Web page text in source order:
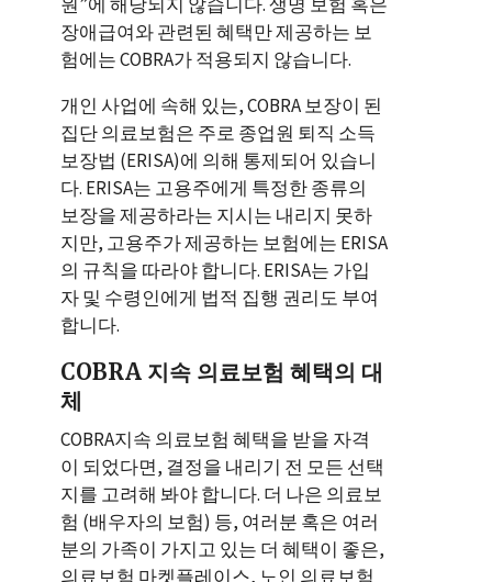
장애급여와 관련된 혜택만 제공하는 보
험에는 COBRA가 적용되지 않습니다.
개인 사업에 속해 있는, COBRA 보장이 된
집단 의료보험은 주로 종업원 퇴직 소득
보장법 (ERISA)에 의해 통제되어 있습니
다. ERISA는 고용주에게 특정한 종류의
보장을 제공하라는 지시는 내리지 못하
지만, 고용주가 제공하는 보험에는 ERISA
의 규칙을 따라야 합니다. ERISA는 가입
자 및 수령인에게 법적 집행 권리도 부여
합니다.
COBRA 지속 의료보험 혜택의 대
체
COBRA지속 의료보험 혜택을 받을 자격
이 되었다면, 결정을 내리기 전 모든 선택
지를 고려해 봐야 합니다. 더 나은 의료보
험 (배우자의 보험) 등, 여러분 혹은 여러
분의 가족이 가지고 있는 더 혜택이 좋은,
의료보험 마켓플레이스, 노인 의료보험